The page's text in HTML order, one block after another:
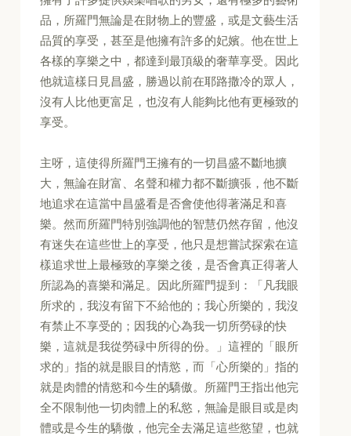
品，所羅門無論是在財物上的豐盛，或是文藝生活
品質的享受，甚至是他擁有許多的妃嬪。他在世上
各樣的享樂之中，都達到最頂級的奢華享受。因此
他就這樣日見昌盛，勝過以前在耶路撒冷的眾人，
沒有人比他更富足，也沒有人能夠比他有更極致的
享受。
主呀，這使得所羅門王擁有的一切昌盛不斷地擴
大，無論在財富、名聲和權力都不斷擴張，他不斷
地追求在這當中昌盛看是否會使他得著滿足和喜
樂。然而所羅門特別強調他的智慧仍然存留，他沒
有迷失在這些世上的享受，他只是想嘗試探索在這
樣追求世上最極致的享樂之後，是否會真正得著人
所認為的喜樂和滿足。因此所羅門提到：「凡我眼
所求的，我沒有留下不給他的；我心所樂的，我沒
有禁止不享受的；因我的心為我一切所勞碌的快
樂，這就是我從勞碌中所得的份。」這裡的「眼所
求的」指的就是眼目的情慾，而「心所樂的」指的
就是肉體的情慾和今生的驕傲。所羅門王指出他完
全不限制他一切肉體上的私慾，無論是眼目或是肉
體或是今生的驕傲，他完全去滿足這些慾望，也就